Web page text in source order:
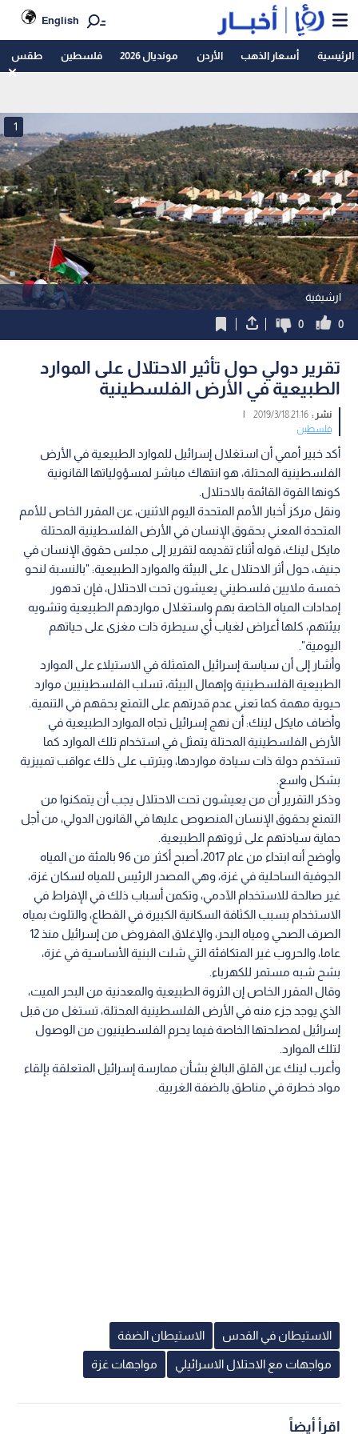
English
الرئيسية أسعار الذهب الأردن مونديال 2026 فلسطين طقس
ارشيفية
1
0
0
تقرير دولي حول تأثير الاحتلال على الموارد
الطبيعية في الأرض الفلسطينية
نشر :21:16 2019/3/18
|
فلسطين
أكد خبير أممي أن استغلال إسرائيل للموارد الطبيعية في الأرض
الفلسطينية المحتلة، هو انتهاك مباشر لمسؤولياتها القانونية
كونها القوة القائمة بالاحتلال.
ونقل مركز أخبار الأمم المتحدة اليوم الاثنين، عن المقرر الخاص للأمم
المتحدة المعني بحقوق الإنسان في الأرض الفلسطينية المحتلة
مايكل لينك، قوله أثناء تقديمه لتقرير إلى مجلس حقوق الإنسان في
جنيف، حول أثر الاحتلال على البيئة والموارد الطبيعية: "بالنسبة لنحو
خمسة ملايين فلسطيني يعيشون تحت الاحتلال، فإن تدهور
إمدادات المياه الخاصة بهم واستغلال مواردهم الطبيعية وتشويه
بيئتهم، كلها أعراض لغياب أي سيطرة ذات مغزى على حياتهم
اليومية".
وأشار إلى أن سياسة إسرائيل المتمثلة في الاستيلاء على الموارد
الطبيعية الفلسطينية وإهمال البيئة، تسلب الفلسطينيين موارد
حيوية مهمة كما تعني عدم قدرتهم على التمتع بحقهم في التنمية.
وأضاف مايكل لينك: أن نهج إسرائيل تجاه الموارد الطبيعية في
الأرض الفلسطينية المحتلة يتمثل في استخدام تلك الموارد كما
تستخدم دولة ذات سيادة مواردها، ويترتب على ذلك عواقب تمييزية
بشكل واسع.
وذكر التقرير أن من يعيشون تحت الاحتلال يجب أن يتمكنوا من
التمتع بحقوق الإنسان المنصوص عليها في القانون الدولي، من أجل
حماية سيادتهم على ثروتهم الطبيعية.
وأوضح أنه ابتداء من عام 2017، أصبح أكثر من 96 بالمئة من المياه
الجوفية الساحلية في غزة، وهي المصدر الرئيس للمياه لسكان غزة،
غير صالحة للاستخدام الآدمي، وتكمن أسباب ذلك في الإفراط في
الاستخدام بسبب الكثافة السكانية الكبيرة في القطاع، والتلوث بمياه
الصرف الصحي ومياه البحر، والإغلاق المفروض من إسرائيل منذ 12
عاما، والحروب غير المتكافئة التي شلت البنية الأساسية في غزة،
بشح شبه مستمر للكهرباء.
وقال المقرر الخاص إن الثروة الطبيعية والمعدنية من البحر الميت،
الذي يوجد جزء منه في الأرض الفلسطينية المحتلة، تستغل من قبل
إسرائيل لمصلحتها الخاصة فيما يحرم الفلسطينيون من الوصول
لتلك الموارد.
وأعرب لينك عن القلق البالغ بشأن ممارسة إسرائيل المتعلقة بإلقاء
مواد خطرة في مناطق بالضفة الغربية.
الاستيطان في القدس الاستيطان الضفة
مواجهات مع الاحتلال الاسرائيلي مواجهات غزة
اقرأ أيضاً